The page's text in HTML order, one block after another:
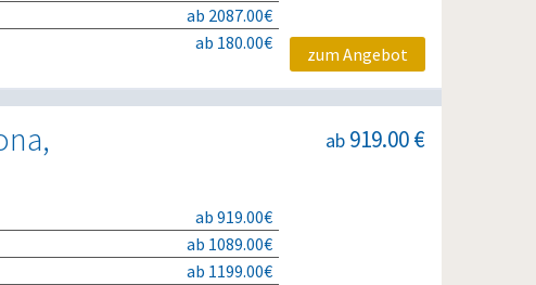
ab 2087.00€
ab 180.00€
zum Angebot
ab 919.00 €
ab 919.00€
ab 1089.00€
ab 1199.00€